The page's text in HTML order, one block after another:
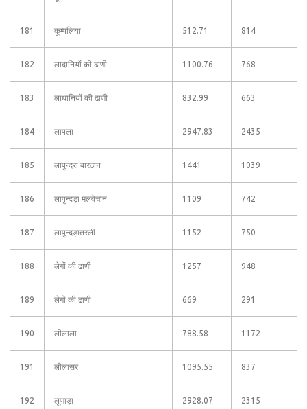
181 कूम्पलिया 512.71 814
182 लादानियों की ढाणी 1100.76 768
183 लाधानियों की ढाणी 832.99 663
184 लापला 2947.83 2435
185 लापुन्दरा बारठान 1441 1039
186 लापुन्दड़ा मलवेचान 1109 742
187 लापुन्दड़ातरली 1152 750
188 लेगों की ढाणी 1257 948
189 लेगों की ढाणी 669 291
190 लीलाला 788.58 1172
191 लीलासर 1095.55 837
192 लूणाड़ा 2928.07 2315